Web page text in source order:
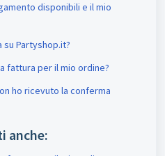
disponibili e il mio
Partyshop.it?
fattura per il mio ordine?
ho ricevuto la conferma
anche: